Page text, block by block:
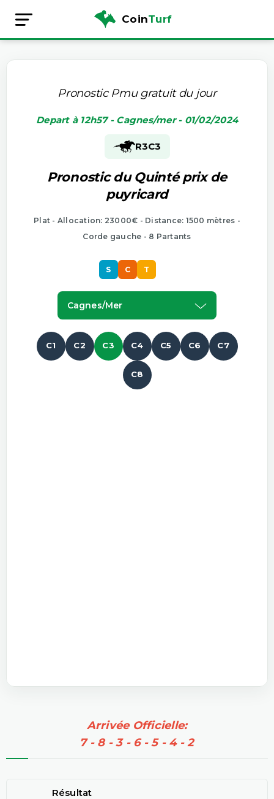
CoinTurf
Pronostic Pmu gratuit du jour
Depart à 12h57 - Cagnes/mer - 01/02/2024
R3C3
Pronostic du Quinté prix de
puyricard
Plat - Allocation: 23000€ - Distance: 1500 mètres -
Corde gauche - 8 Partants
S C T
Cagnes/mer
C1 C2 C3 C4 C5 C6 C7
C8
Arrivée Officielle:
7 - 8 - 3 - 6 - 5 - 4 - 2
Résultat